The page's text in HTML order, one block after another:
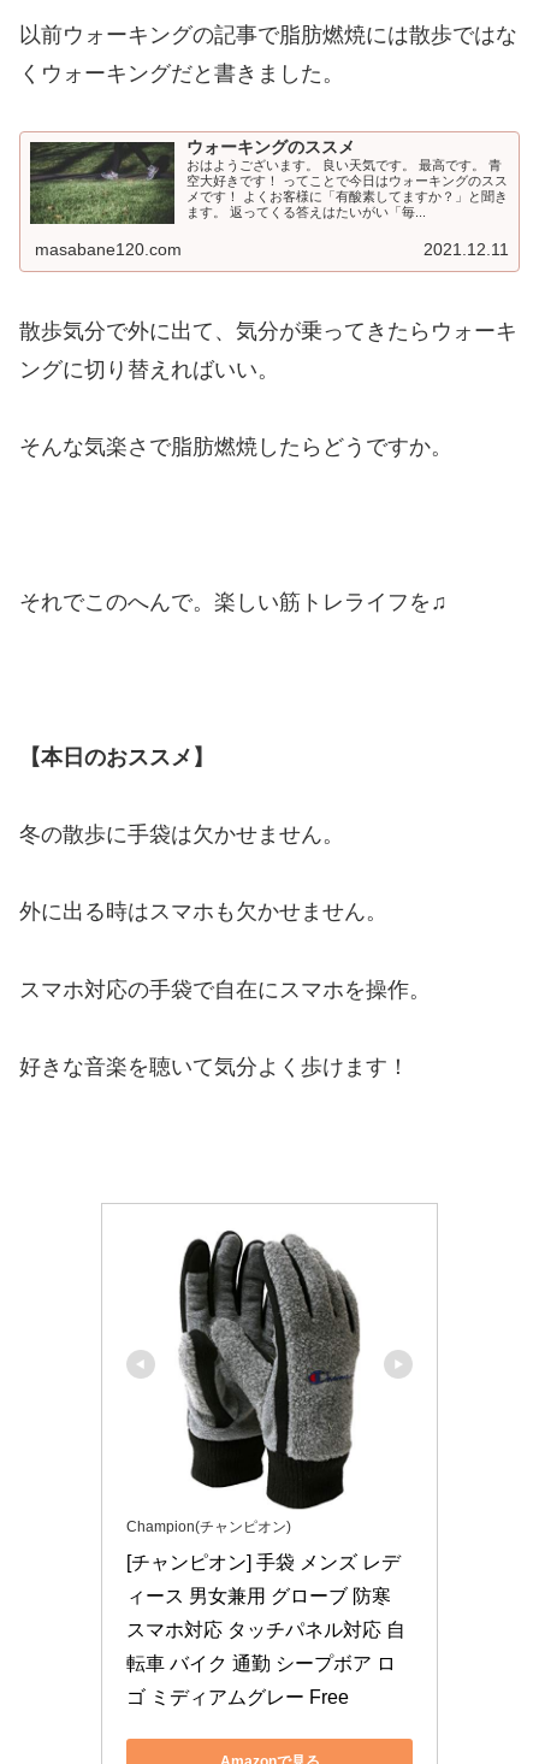
以前ウォーキングの記事で脂肪燃焼には散歩ではな
くウォーキングだと書きました。
ウォーキングのススメ
おはようございます。 良い天気です。 最高です。 青
空大好きです！ ってことで今日はウォーキングのスス
メです！ よくお客様に「有酸素してますか？」と聞き
ます。 返ってくる答えはたいがい「毎...
masabane120.com 2021.12.11
散歩気分で外に出て、気分が乗ってきたらウォーキ
ングに切り替えればいい。
そんな気楽さで脂肪燃焼したらどうですか。
それでこのへんで。楽しい筋トレライフを♫
【本日のおススメ】
冬の散歩に手袋は欠かせません。
外に出る時はスマホも欠かせません。
スマホ対応の手袋で自在にスマホを操作。
好きな音楽を聴いて気分よく歩けます！
Champion(チャンピオン)
[チャンピオン] 手袋 メンズ レデ
ィース 男女兼用 グローブ 防寒
スマホ対応 タッチパネル対応 自
転車 バイク 通勤 シープボア ロ
ゴ ミディアムグレー Free